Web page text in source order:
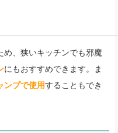
め、狭いキッチンでも邪魔
にもおすすめできます。ま
ンプで使用することもでき